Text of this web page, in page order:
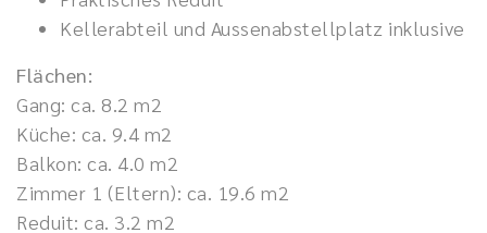
Kellerabteil und Aussenabstellplatz inklusive
Flächen:
Gang: ca. 8.2 m2
Küche: ca. 9.4 m2
Balkon: ca. 4.0 m2
Zimmer 1 (Eltern): ca. 19.6 m2
Reduit: ca. 3.2 m2